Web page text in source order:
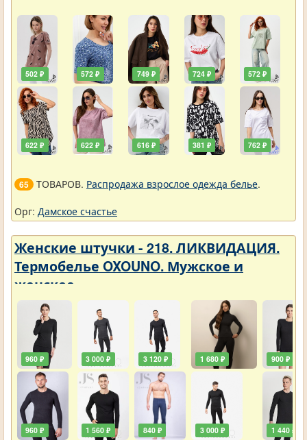
502 ₽
622 ₽
572 ₽
622 ₽
749 ₽
616 ₽
724 ₽
381 ₽
572 ₽
762 ₽
65 ТОВАРОВ. Распродажа взрослое одежда белье.
Орг: Дамское счастье
Женские штучки - 218. ЛИКВИДАЦИЯ.
Термобелье OXOUNO. Мужское и
женское
960 ₽
960 ₽
3 000 ₽
1 560 ₽
3 120 ₽
840 ₽
1 680 ₽
3 000 ₽
900 ₽
1 440 ₽